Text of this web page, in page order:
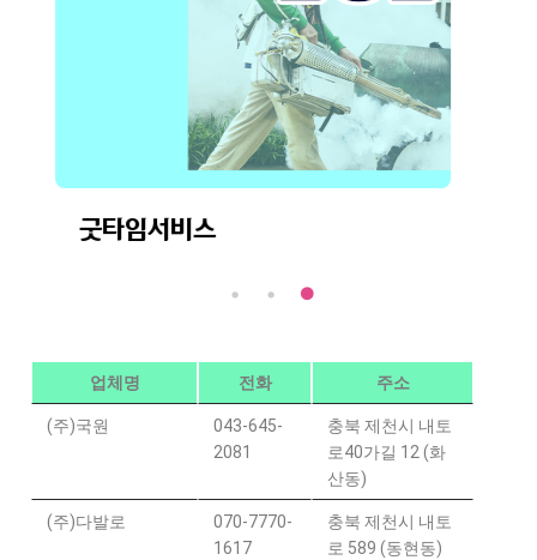
굿타임서비스
업체명 전화 주소
(주)국원
043-645-
2081
충북 제천시 내토
로40가길 12 (화
산동)
(주)다발로
070-7770-
1617
충북 제천시 내토
로 589 (동현동)